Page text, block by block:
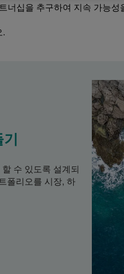
너십을 추구하여 지속 가능성
.
수 있도록 설계되
폴리오를 시장, 하